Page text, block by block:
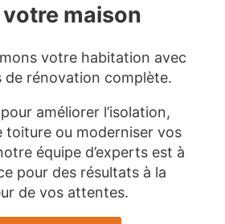
maison
votre habitation avec
de rénovation complète.
améliorer l’isolation,
toiture ou moderniser vos
équipe d’experts est à
pour des résultats à la
de vos attentes.